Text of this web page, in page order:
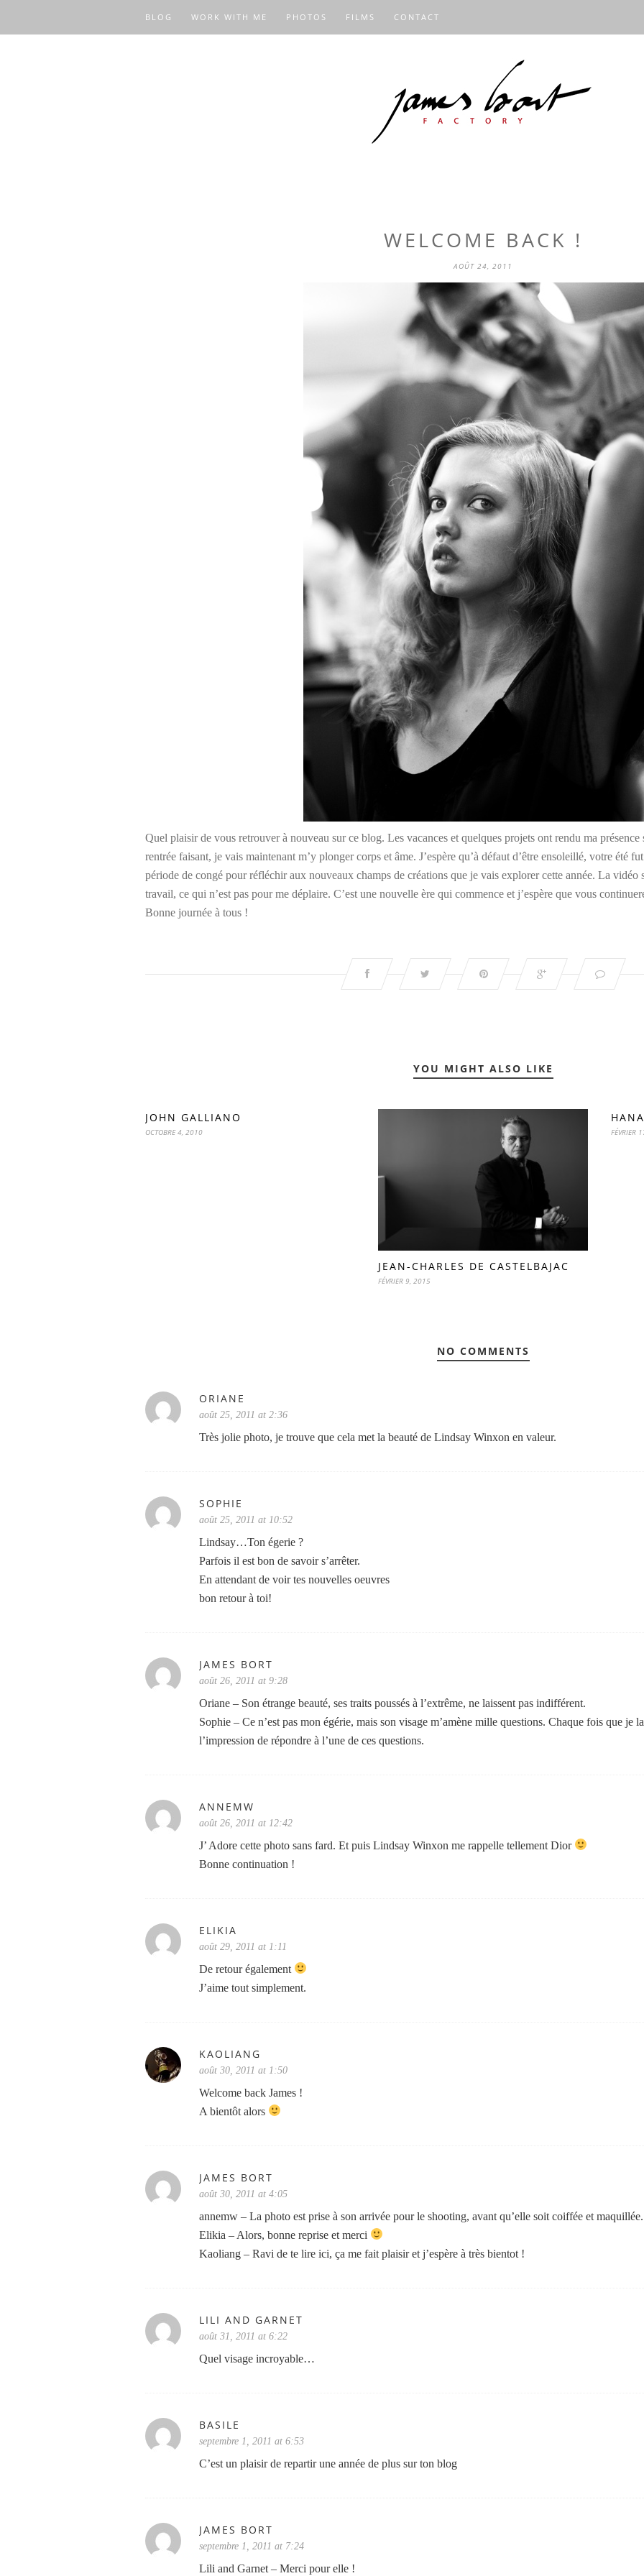
BLOG WORK WITH ME PHOTOS FILMS CONTACT
WELCOME BACK !
AOÛT 24, 2011
Quel plaisir de vous retrouver à nouveau sur ce blog. Les vacances et quelques projets ont rendu ma
rentrée faisant, je vais maintenant m’y plonger corps et âme. J’espère qu’à défaut d’être ensoleillé, votre été
période de congé pour réfléchir aux nouveaux champs de créations que je vais explorer cette année. La vidéo
travail, ce qui n’est pas pour me déplaire. C’est une nouvelle ère qui commence et j’espère que vous
Bonne journée à tous !
YOU MIGHT ALSO LIKE
JOHN GALLIANO
OCTOBRE 4, 2010
JEAN-CHARLES DE CASTELBAJAC
FÉVRIER 9, 2015
HANA
FÉVRIER
NO COMMENTS
ORIANE
août 25, 2011 at 2:36
Très jolie photo, je trouve que cela met la beauté de Lindsay Winxon en valeur.
SOPHIE
août 25, 2011 at 10:52
Lindsay…Ton égerie ?
Parfois il est bon de savoir s’arrêter.
En attendant de voir tes nouvelles oeuvres
bon retour à toi!
JAMES BORT
août 26, 2011 at 9:28
Oriane – Son étrange beauté, ses traits poussés à l’extrême, ne laissent pas indifférent.
Sophie – Ce n’est pas mon égérie, mais son visage m’amène mille questions. Chaque fois que je
l’impression de répondre à l’une de ces questions.
ANNEMW
août 26, 2011 at 12:42
J’ Adore cette photo sans fard. Et puis Lindsay Winxon me rappelle tellement Dior
Bonne continuation !
ELIKIA
août 29, 2011 at 1:11
De retour également
J’aime tout simplement.
KAOLIANG
août 30, 2011 at 1:50
Welcome back James !
A bientôt alors
JAMES BORT
août 30, 2011 at 4:05
annemw – La photo est prise à son arrivée pour le shooting, avant qu’elle soit coiffée et
Elikia – Alors, bonne reprise et merci
Kaoliang – Ravi de te lire ici, ça me fait plaisir et j’espère à très bientot !
LILI AND GARNET
août 31, 2011 at 6:22
Quel visage incroyable…
BASILE
septembre 1, 2011 at 6:53
C’est un plaisir de repartir une année de plus sur ton blog
JAMES BORT
septembre 1, 2011 at 7:24
Lili and Garnet – Merci pour elle !